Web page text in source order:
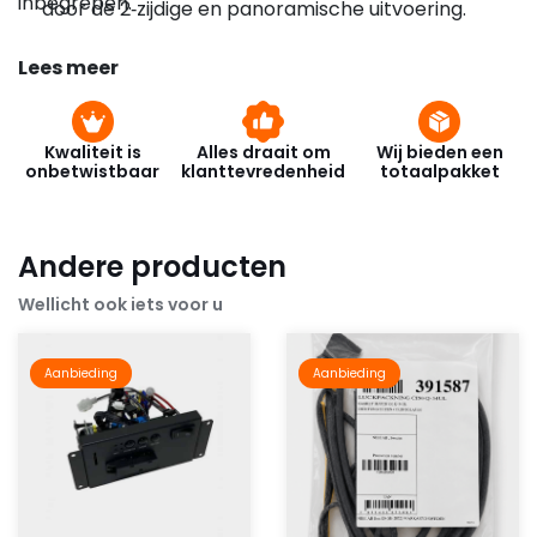
door de 2‑zijdige en panoramische uitvoering.
Lees meer
Kwaliteit is
onbetwistbaar
Alles draait om
klanttevredenheid
Wij bieden een
totaalpakket
Andere producten
Wellicht ook iets voor u
Aanbieding Aanbieding